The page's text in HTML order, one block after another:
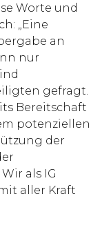
Worte und
„Eine
an
nur
gefragt.
Bereitschaft
potenziellen
der
als IG
aller Kraft